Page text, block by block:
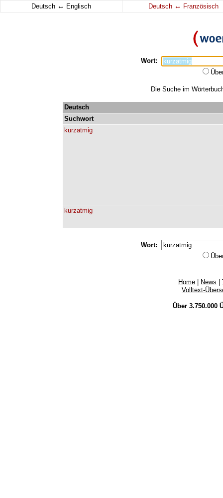
Deutsch ↔ Englisch Deutsch ↔ Französisch
Wort:
Die Suche im
Deutsch
Suchwort
kurzatmig
kurzatmig
Wort:
Home News
Volltext-
Über 3.750.000